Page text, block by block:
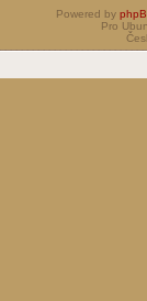
Powered by
Pro